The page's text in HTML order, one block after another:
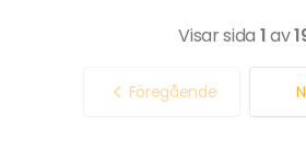
Visar sida 1av
Föregående